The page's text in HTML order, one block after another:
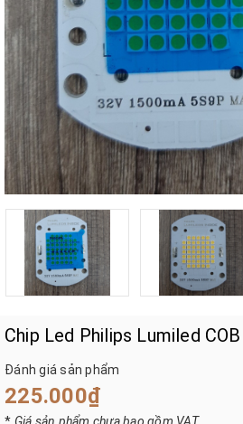
Chip Led Philips Lumiled
Đánh giá sản phẩm
225.000₫